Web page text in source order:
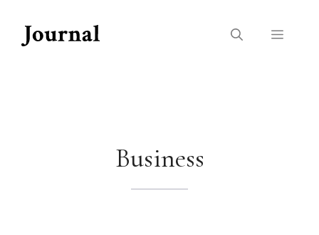
content
Menu
Business